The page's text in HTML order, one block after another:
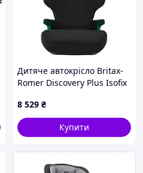
Дитяче автокрісло Britax-
Romer Discovery Plus Isofix
8 529 ₴
Купити